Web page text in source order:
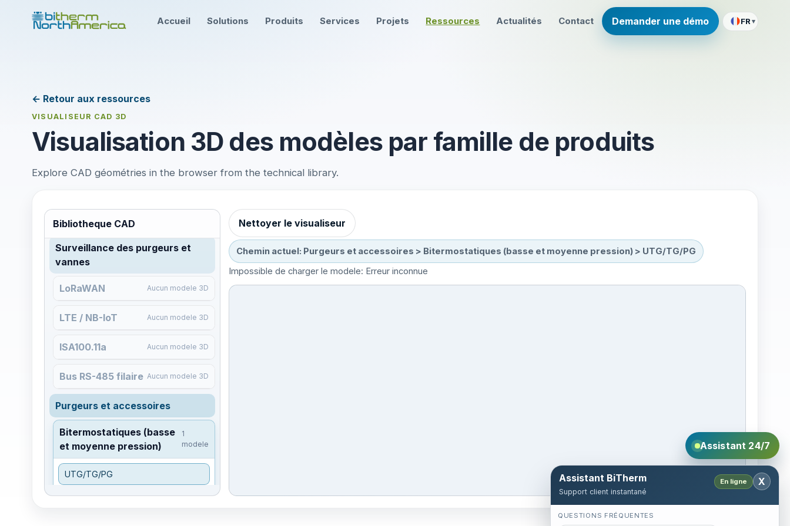
Accueil Solutions Produits Services Projets Ressources Actualités Contact Demander une démo FR ▾
← Retour aux ressources
VISUALISEUR CAD 3D
Visualisation 3D des modèles par famille de produits
Explore CAD géométries in the browser from the technical library.
Bibliotheque CAD
Surveillance des purgeurs et
vannes
LoRaWAN Aucun modele 3D
LTE / NB-IoT Aucun modele 3D
ISA100.11a Aucun modele 3D
Bus RS-485 filaire Aucun modele 3D
Purgeurs et accessoires
Bitermostatiques (basse
et moyenne pression)
1
modele
UTG/TG/PG
Nettoyer le visualiseur
Chemin actuel: Purgeurs et accessoires > Bitermostatiques (basse et moyenne pression) > UTG/TG/PG
Impossible de charger le modele: Erreur inconnue
Assistant 24/7
Assistant BiTherm
Support client instantané
En ligne X
QUESTIONS FRÉQUENTES